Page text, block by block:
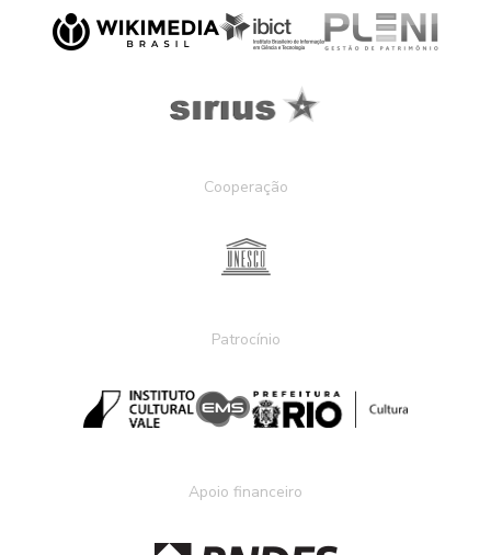
Cooperação
Patrocínio
Apoio financeiro